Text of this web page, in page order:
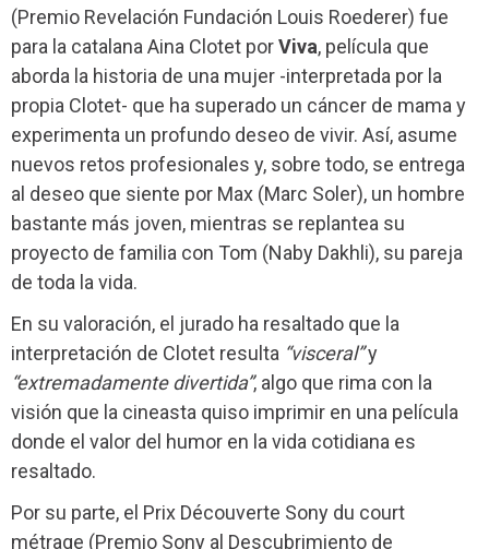
(Premio Revelación Fundación Louis Roederer) fue
para la catalana Aina Clotet porViva, película que
aborda la historia de una mujer -interpretada por la
propia Clotet- que ha superado un cáncer de mama y
experimenta un profundo deseo de vivir. Así, asume
nuevos retos profesionales y, sobre todo, se entrega
al deseo que siente por Max (Marc Soler), un hombre
bastante más joven, mientras se replantea su
proyecto de familia con Tom (Naby Dakhli), su pareja
de toda la vida.
En su valoración, el jurado ha resaltado que la
interpretación de Clotet resulta “visceral”y
“extremadamente divertida”, algo que rima con la
visión que la cineasta quiso imprimir en una película
donde el valor del humor en la vida cotidiana es
resaltado.
Por su parte, el Prix Découverte Sony du court
métrage (Premio Sony al Descubrimiento de